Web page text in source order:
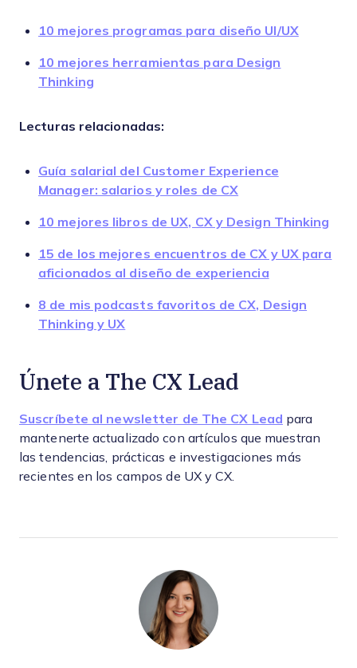
10 mejores programas para diseño UI/UX
10 mejores herramientas para Design
Thinking
Lecturas relacionadas:
Guía salarial del Customer Experience
Manager: salarios y roles de CX
10 mejores libros de UX, CX y Design Thinking
15 de los mejores encuentros de CX y UX para
aficionados al diseño de experiencia
8 de mis podcasts favoritos de CX, Design
Thinking y UX
Únete a The CX Lead
Suscríbete al newsletter de The CX Lead para
mantenerte actualizado con artículos que muestran
las tendencias, prácticas e investigaciones más
recientes en los campos de UX y CX.